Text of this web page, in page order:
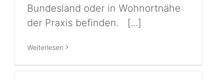
Bundesland oder in Wohnortnähe
der Praxis befinden. [...]
Weiterlesen